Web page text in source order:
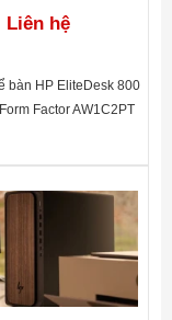
Liên hệ
bàn HP EliteDesk 800
Factor AW1C2PT